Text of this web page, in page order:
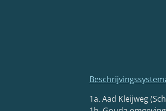
1a. Aad Kleijweg